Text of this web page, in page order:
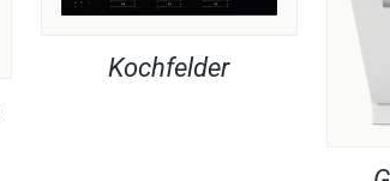
Kochfelder